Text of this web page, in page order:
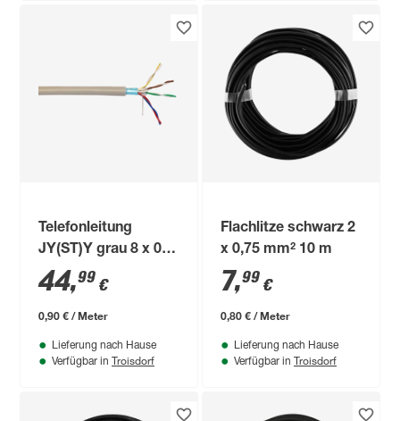
Telefonleitung
JY(ST)Y grau 8 x 0,6
mm² 50 m
44,99 €
0,90 € / Meter
Lieferung nach Hause
Verfügbar in Troisdorf
Flachlitze schwarz 2
x 0,75 mm² 10 m
7,99 €
0,80 € / Meter
Lieferung nach Hause
Verfügbar in Troisdorf